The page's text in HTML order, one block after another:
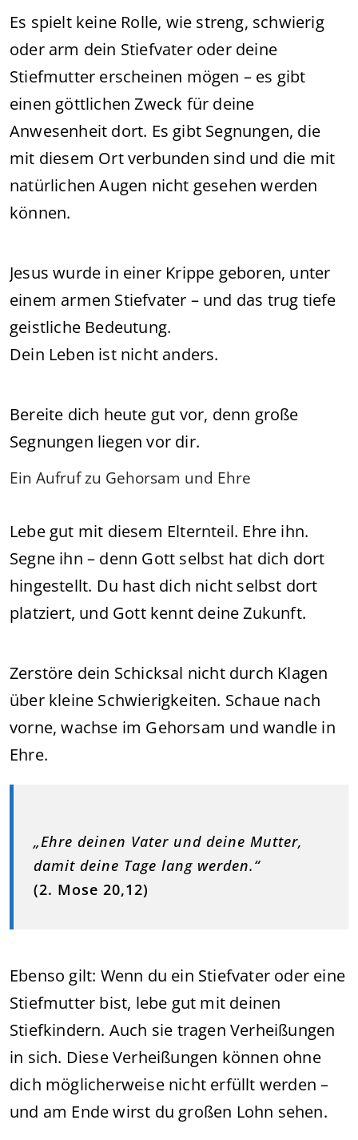
Es spielt keine Rolle, wie streng, schwierig
oder arm dein Stiefvater oder deine
Stiefmutter erscheinen mögen – es gibt
einen göttlichen Zweck für deine
Anwesenheit dort. Es gibt Segnungen, die
mit diesem Ort verbunden sind und die mit
natürlichen Augen nicht gesehen werden
können.
Jesus wurde in einer Krippe geboren, unter
einem armen Stiefvater – und das trug tiefe
geistliche Bedeutung.
Dein Leben ist nicht anders.
Bereite dich heute gut vor, denn große
Segnungen liegen vor dir.
Ein Aufruf zu Gehorsam und Ehre
Lebe gut mit diesem Elternteil. Ehre ihn.
Segne ihn – denn Gott selbst hat dich dort
hingestellt. Du hast dich nicht selbst dort
platziert, und Gott kennt deine Zukunft.
Zerstöre dein Schicksal nicht durch Klagen
über kleine Schwierigkeiten. Schaue nach
vorne, wachse im Gehorsam und wandle in
Ehre.
„Ehre deinen Vater und deine Mutter,
damit deine Tage lang werden.“
(2. Mose 20,12)
Ebenso gilt: Wenn du ein Stiefvater oder eine
Stiefmutter bist, lebe gut mit deinen
Stiefkindern. Auch sie tragen Verheißungen
in sich. Diese Verheißungen können ohne
dich möglicherweise nicht erfüllt werden –
und am Ende wirst du großen Lohn sehen.